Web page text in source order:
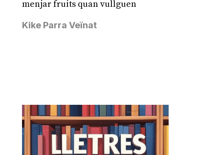
menjar fruits quan vullguen
Kike Parra Veïnat